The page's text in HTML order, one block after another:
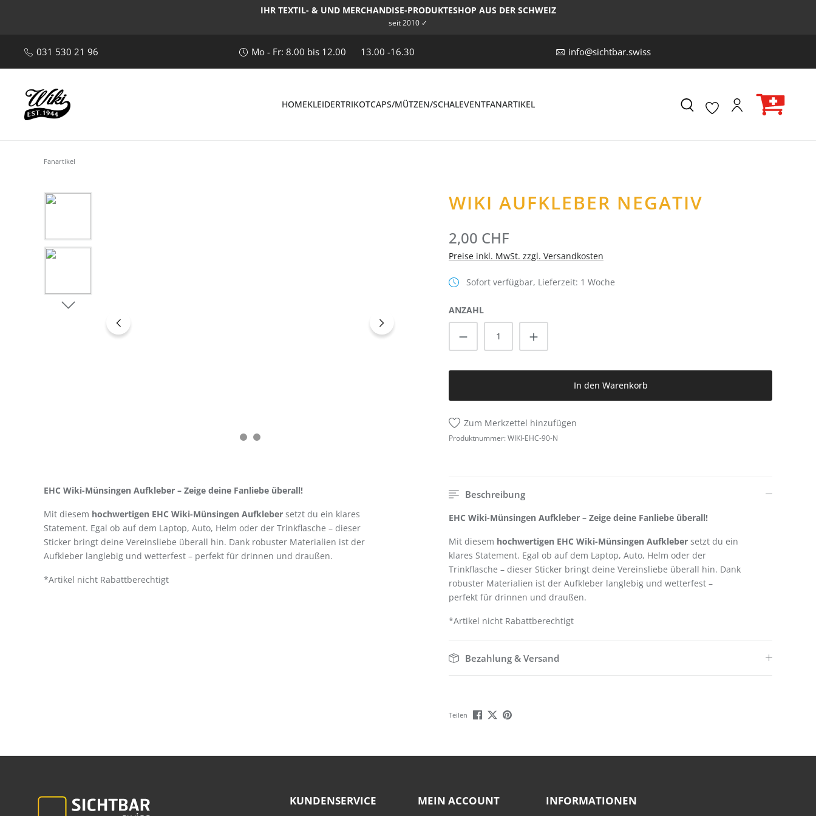
IHR TEXTIL- & UND MERCHANDISE-PRODUKTESHOP AUS DER SCHWEIZ
seit 2010 ✓
031 530 21 96 Mo - Fr: 8.00 bis 12.00 13.00 -16.30 info@sichtbar.swiss
HOMEKLEIDERTRIKOTCAPS/MÜTZEN/SCHALEVENTFANARTIKEL
Fanartikel
Bildergalerie überspringen
EHC Wiki-Münsingen Aufkleber – Zeige deine Fanliebe überall!
Mit diesem hochwertigen EHC Wiki-Münsingen Aufkleber setzt du ein klares
Statement. Egal ob auf dem Laptop, Auto, Helm oder der Trinkflasche – dieser
Sticker bringt deine Vereinsliebe überall hin. Dank robuster Materialien ist der
Aufkleber langlebig und wetterfest – perfekt für drinnen und draußen.
*Artikel nicht Rabattberechtigt
WIKI AUFKLEBER NEGATIV
2,00 CHF
Preise inkl. MwSt. zzgl. Versandkosten
Sofort verfügbar, Lieferzeit: 1 Woche
ANZAHL
Produkt Anzahl: Gib den gewünschten Wert ein
In den Warenkorb
Zum Merkzettel hinzufügen
Produktnummer: WIKI-EHC-90-N
Beschreibung
EHC Wiki-Münsingen Aufkleber – Zeige deine Fanliebe überall!
Mit diesem hochwertigen EHC Wiki-Münsingen Aufkleber setzt du ein
klares Statement. Egal ob auf dem Laptop, Auto, Helm oder der
Trinkflasche – dieser Sticker bringt deine Vereinsliebe überall hin. Dank
robuster Materialien ist der Aufkleber langlebig und wetterfest –
perfekt für drinnen und draußen.
*Artikel nicht Rabattberechtigt
Bezahlung & Versand
Teilen
KUNDENSERVICE MEIN ACCOUNT INFORMATIONEN